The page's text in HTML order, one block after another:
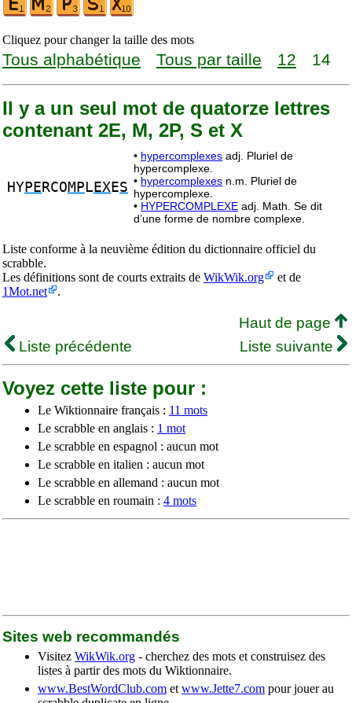
Cliquez pour changer la taille des mots
Tous alphabétique Tous par taille 12 14
Il y a un seul mot de quatorze lettres
contenant 2E, M, 2P, S et X
HYPE RCOMP L EXES
• hypercomplexes adj. Pluriel de
hypercomplexe.
• hypercomplexes n.m. Pluriel de
hypercomplexe.
• HYPERCOMPLEXE adj. Math. Se dit
d’une forme de nombre complexe.
Liste conforme à la neuvième édition du dictionnaire officiel du
scrabble.
Les définitions sont de courts extraits de WikWik.org
et de
1Mot.net
.
Haut de page
Liste précédente
Liste suivante
Voyez cette liste pour :
Le Wiktionnaire français : 11 mots
Le scrabble en anglais : 1 mot
Le scrabble en espagnol : aucun mot
Le scrabble en italien : aucun mot
Le scrabble en allemand : aucun mot
Le scrabble en roumain : 4 mots
Sites web recommandés
Visitez WikWik.org - cherchez des mots et construisez des
listes à partir des mots du Wiktionnaire.
www.BestWordClub.com et www.Jette7.com pour jouer au